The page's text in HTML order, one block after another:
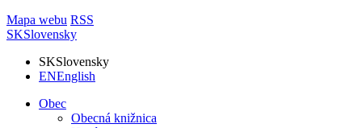
Mapa webu RSS
SKSlovensky
SKSlovensky
ENEnglish
Obec
Obecná knižnica